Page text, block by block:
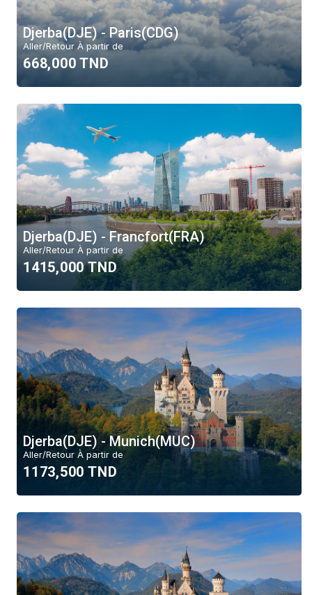
Djerba(DJE) - Paris(CDG)
Aller/Retour À partir de
668,000 TND
Djerba(DJE) - Francfort(FRA)
Aller/Retour À partir de
1415,000 TND
Djerba(DJE) - Munich(MUC)
Aller/Retour À partir de
1173,500 TND